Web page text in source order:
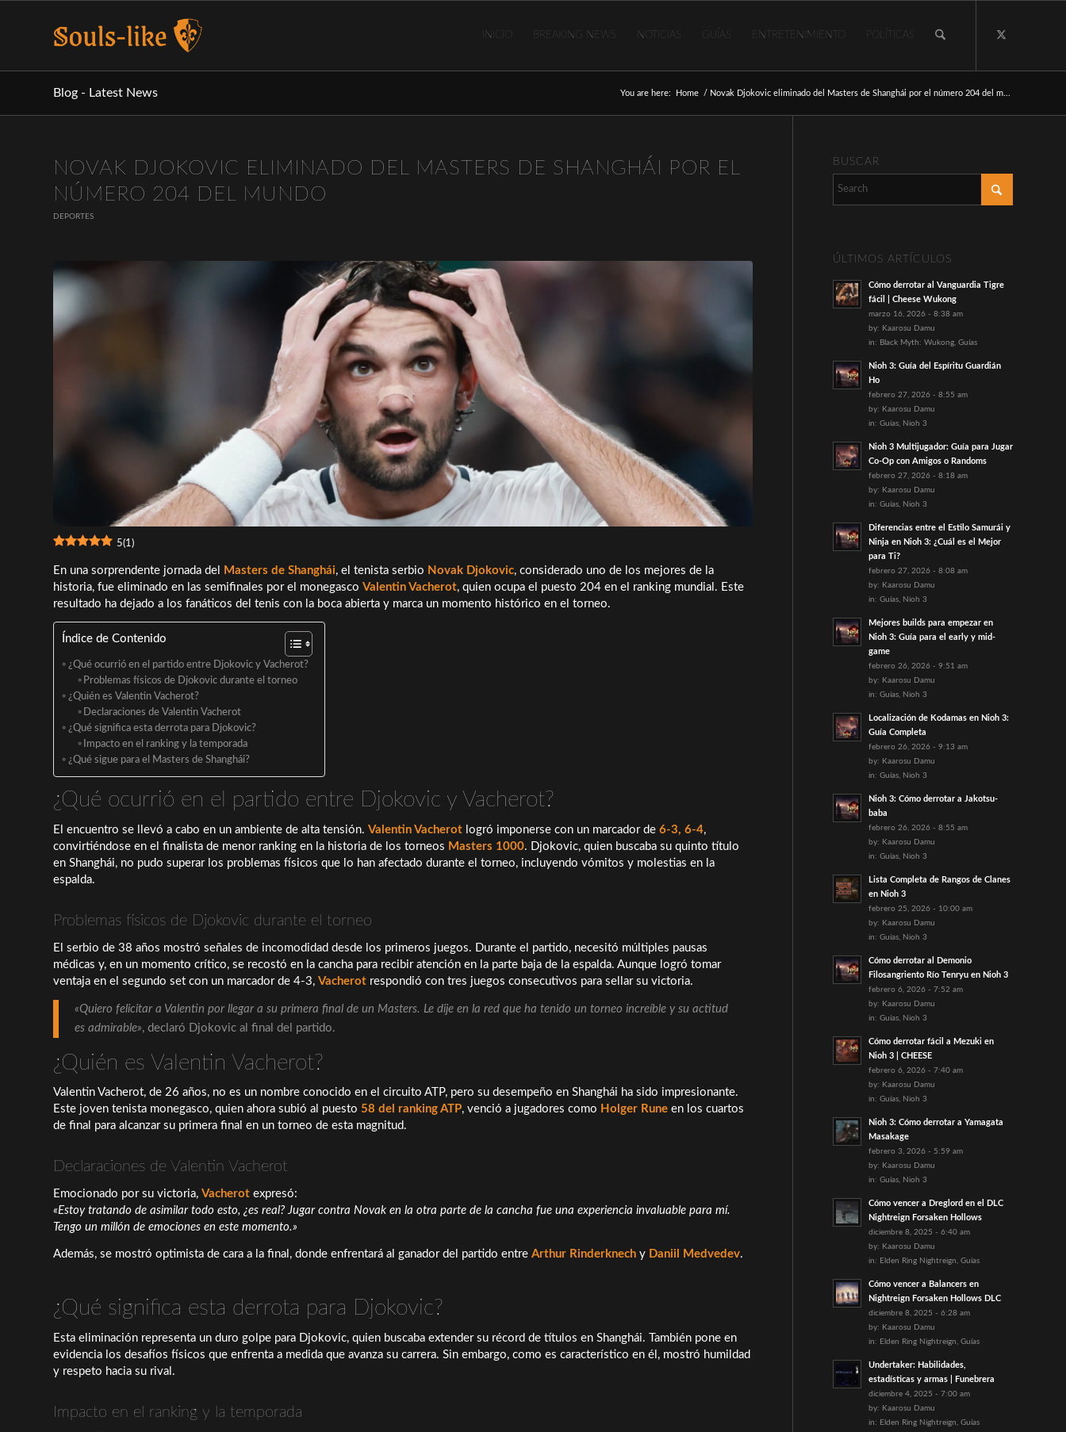
INICIO BREAKING NEWS NOTICIAS GUÍAS ENTRETENIMIENTO POLÍTICAS
Blog - Latest News You are here: Home / Novak Djokovic eliminado del Masters de Shanghái por el número 204 del m...
NOVAK DJOKOVIC ELIMINADO DEL MASTERS DE SHANGHÁI POR EL
NÚMERO 204 DEL MUNDO
DEPORTES
5(1)
En una sorprendente jornada del Masters de Shanghái, el tenista serbio Novak Djokovic, considerado uno de los mejores de la
historia, fue eliminado en las semifinales por el monegasco Valentin Vacherot, quien ocupa el puesto 204 en el ranking mundial. Este
resultado ha dejado a los fanáticos del tenis con la boca abierta y marca un momento histórico en el torneo.
Índice de Contenido
¿Qué ocurrió en el partido entre Djokovic y Vacherot?
Problemas físicos de Djokovic durante el torneo
¿Quién es Valentin Vacherot?
Declaraciones de Valentin Vacherot
¿Qué significa esta derrota para Djokovic?
Impacto en el ranking y la temporada
¿Qué sigue para el Masters de Shanghái?
¿Qué ocurrió en el partido entre Djokovic y Vacherot?
El encuentro se llevó a cabo en un ambiente de alta tensión. Valentin Vacherot logró imponerse con un marcador de 6-3, 6-4,
convirtiéndose en el finalista de menor ranking en la historia de los torneos Masters 1000. Djokovic, quien buscaba su quinto título
en Shanghái, no pudo superar los problemas físicos que lo han afectado durante el torneo, incluyendo vómitos y molestias en la
espalda.
Problemas físicos de Djokovic durante el torneo
El serbio de 38 años mostró señales de incomodidad desde los primeros juegos. Durante el partido, necesitó múltiples pausas
médicas y, en un momento crítico, se recostó en la cancha para recibir atención en la parte baja de la espalda. Aunque logró tomar
ventaja en el segundo set con un marcador de 4-3, Vacherot respondió con tres juegos consecutivos para sellar su victoria.
«Quiero felicitar a Valentin por llegar a su primera final de un Masters. Le dije en la red que ha tenido un torneo increíble y su actitud
es admirable», declaró Djokovic al final del partido.
¿Quién es Valentin Vacherot?
Valentin Vacherot, de 26 años, no es un nombre conocido en el circuito ATP, pero su desempeño en Shanghái ha sido impresionante.
Este joven tenista monegasco, quien ahora subió al puesto 58 del ranking ATP, venció a jugadores como Holger Rune en los cuartos
de final para alcanzar su primera final en un torneo de esta magnitud.
Declaraciones de Valentin Vacherot
Emocionado por su victoria, Vacherot expresó:
«Estoy tratando de asimilar todo esto, ¿es real? Jugar contra Novak en la otra parte de la cancha fue una experiencia invaluable para mí.
Tengo un millón de emociones en este momento.»
Además, se mostró optimista de cara a la final, donde enfrentará al ganador del partido entre Arthur Rinderknech y Daniil Medvedev.
¿Qué significa esta derrota para Djokovic?
Esta eliminación representa un duro golpe para Djokovic, quien buscaba extender su récord de títulos en Shanghái. También pone en
evidencia los desafíos físicos que enfrenta a medida que avanza su carrera. Sin embargo, como es característico en él, mostró humildad
y respeto hacia su rival.
Impacto en el ranking y la temporada
BUSCAR
ÚLTIMOS ARTÍCULOS
Cómo derrotar al Vanguardia Tigre
fácil | Cheese Wukong
marzo 16, 2026 - 8:38 am
by: Kaarosu Damu
in: Black Myth: Wukong, Guías
Nioh 3: Guía del Espíritu Guardián
Ho
febrero 27, 2026 - 8:55 am
by: Kaarosu Damu
in: Guías, Nioh 3
Nioh 3 Multijugador: Guía para Jugar
Co-Op con Amigos o Randoms
febrero 27, 2026 - 8:18 am
by: Kaarosu Damu
in: Guías, Nioh 3
Diferencias entre el Estilo Samurái y
Ninja en Nioh 3: ¿Cuál es el Mejor
para Ti?
febrero 27, 2026 - 8:08 am
by: Kaarosu Damu
in: Guías, Nioh 3
Mejores builds para empezar en
Nioh 3: Guía para el early y mid-
game
febrero 26, 2026 - 9:51 am
by: Kaarosu Damu
in: Guías, Nioh 3
Localización de Kodamas en Nioh 3:
Guía Completa
febrero 26, 2026 - 9:13 am
by: Kaarosu Damu
in: Guías, Nioh 3
Nioh 3: Cómo derrotar a Jakotsu-
baba
febrero 26, 2026 - 8:55 am
by: Kaarosu Damu
in: Guías, Nioh 3
Lista Completa de Rangos de Clanes
en Nioh 3
febrero 25, 2026 - 10:00 am
by: Kaarosu Damu
in: Guías, Nioh 3
Cómo derrotar al Demonio
Filosangriento Río Tenryu en Nioh 3
febrero 6, 2026 - 7:52 am
by: Kaarosu Damu
in: Guías, Nioh 3
Cómo derrotar fácil a Mezuki en
Nioh 3 | CHEESE
febrero 6, 2026 - 7:40 am
by: Kaarosu Damu
in: Guías, Nioh 3
Nioh 3: Cómo derrotar a Yamagata
Masakage
febrero 3, 2026 - 5:59 am
by: Kaarosu Damu
in: Guías, Nioh 3
Cómo vencer a Dreglord en el DLC
Nightreign Forsaken Hollows
diciembre 8, 2025 - 6:40 am
by: Kaarosu Damu
in: Elden Ring Nightreign, Guías
Cómo vencer a Balancers en
Nightreign Forsaken Hollows DLC
diciembre 8, 2025 - 6:28 am
by: Kaarosu Damu
in: Elden Ring Nightreign, Guías
Undertaker: Habilidades,
estadísticas y armas | Funebrera
diciembre 4, 2025 - 7:00 am
by: Kaarosu Damu
in: Elden Ring Nightreign, Guías